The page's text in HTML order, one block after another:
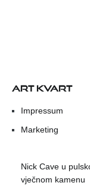
ART KVART
Impressum
Marketing
Nick Cave u
vječnom kamenu